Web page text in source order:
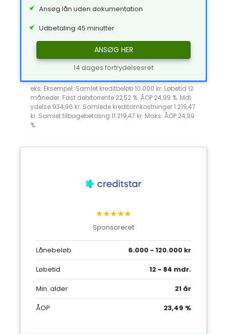
Ansøg lån uden dokumentation
Udbetaling 45 minutter
ANSØG HER
14 dages fortrydelsesret
eks: Eksempel: Samlet kreditbeløb 10.000 kr. Løbetid 12
måneder. Fast debitorrente 22,52 %. ÅOP 24,99 %. Mdl.
ydelse 934,96 kr. Samlede kreditomkostninger 1.219,47
kr. Samlet tilbagebetaling 11.219,47 kr. Maks. ÅOP 24,99
%.
★★★★★
Sponsoreret
Lånebeløb
6.000 - 120.000 kr
Løbetid
12 - 84 mdr.
Min. alder
21 år
ÅOP
23,49 %